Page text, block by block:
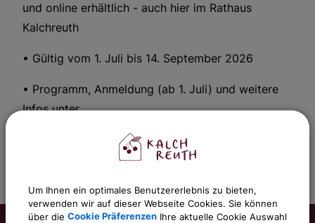
und online erhältlich - auch hier im Rathaus
Kalchreuth
• Gültig vom 1. Juli bis 14. September 2026
• Programm, Anmeldung (ab 1. Juli) und weitere
Infos unter
Um Ihnen ein optimales Benutzererlebnis zu bieten,
verwenden wir auf dieser Webseite Cookies. Sie können
über die Cookie Präferenzen Ihre aktuelle Cookie Auswahl